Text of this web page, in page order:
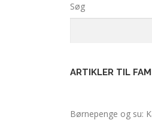
Søg
ARTIKLER TIL
Børnepenge og su: